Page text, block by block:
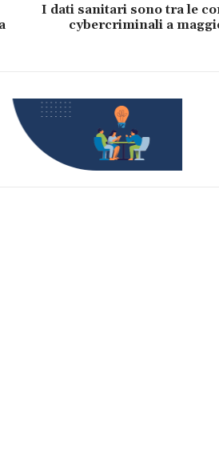
I dati sanitari sono tra le
cybercriminali a